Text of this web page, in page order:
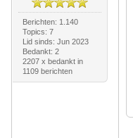
Berichten: 1.140
Topics: 7
Lid sinds: Jun 2023
Bedankt: 2
2207 x bedankt in
1109 berichten